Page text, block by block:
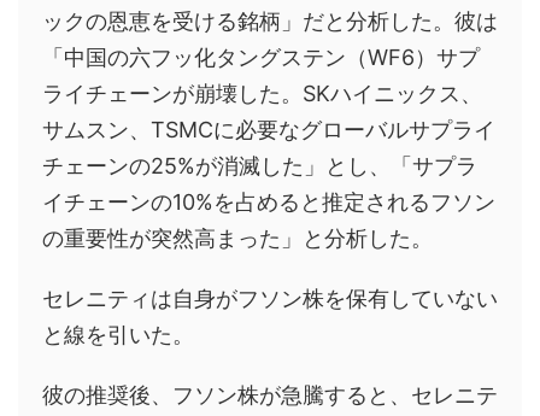
ックの恩恵を受ける銘柄」だと分析した。彼は
「中国の六フッ化タングステン（WF6）サプ
ライチェーンが崩壊した。SKハイニックス、
サムスン、TSMCに必要なグローバルサプライ
チェーンの25%が消滅した」とし、「サプラ
イチェーンの10%を占めると推定されるフソン
の重要性が突然高まった」と分析した。
セレニティは自身がフソン株を保有していない
と線を引いた。
彼の推奨後、フソン株が急騰すると、セレニテ